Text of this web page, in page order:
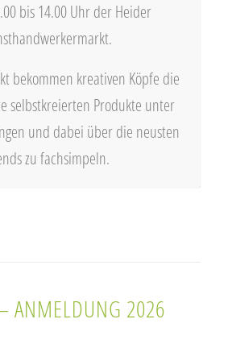
bis 14.00 Uhr der Heider
bekommen kreativen Köpfe die
selbstkreierten Produkte unter
und dabei über die neusten
zu fachsimpeln.
ANMELDUNG 2026